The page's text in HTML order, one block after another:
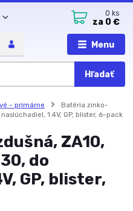
Menu
Hľadať
0 ks
za 0 €
- primárne
Batéria zinko-
1.4V, GP, blister, 6-pack
ZA10,
do
GP, blister,